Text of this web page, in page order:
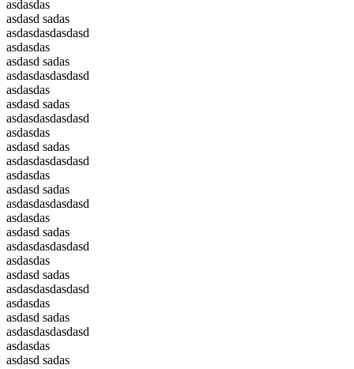
asdasdas
asdasd sadas
asdasdasdasdasd
asdasdas
asdasd sadas
asdasdasdasdasd
asdasdas
asdasd sadas
asdasdasdasdasd
asdasdas
asdasd sadas
asdasdasdasdasd
asdasdas
asdasd sadas
asdasdasdasdasd
asdasdas
asdasd sadas
asdasdasdasdasd
asdasdas
asdasd sadas
asdasdasdasdasd
asdasdas
asdasd sadas
asdasdasdasdasd
asdasdas
asdasd sadas